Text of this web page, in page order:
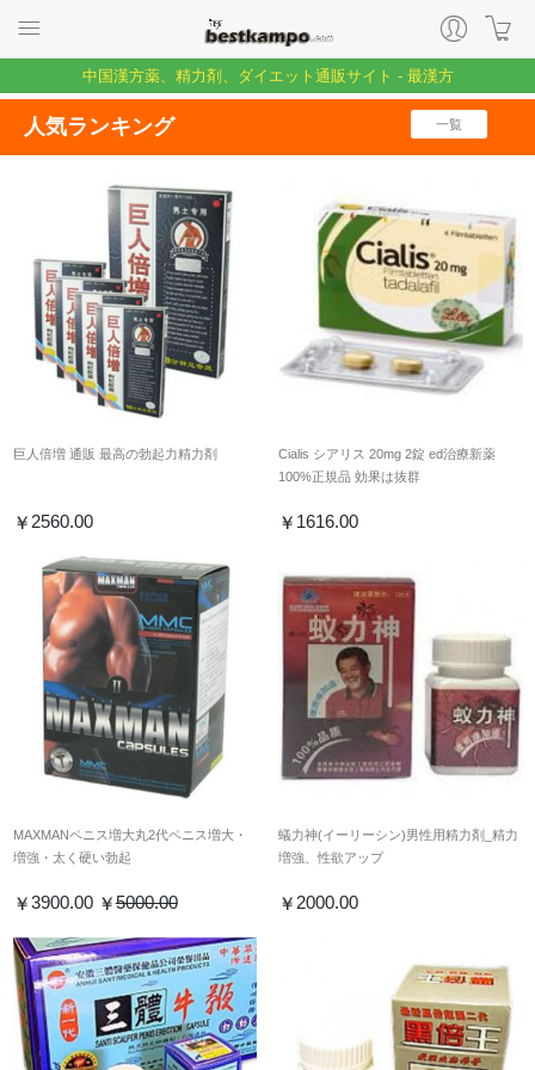
中国漢方薬、精力剤、ダイエット通販サイト - 最漢方
人気ランキング 一覧
巨人倍増 通販 最高の勃起力精力剤
￥ 2560.00
Cialis シアリス 20mg 2錠 ed治療新薬
100%正規品 効果は抜群
￥ 1616.00
MAXMANペニス増大丸2代ペニス増大・
増強・太く硬い勃起
￥ 3900.00 ￥5000.00
蟻力神(イーリーシン)男性用精力剤_精力
増強、性欲アップ
￥2000.00